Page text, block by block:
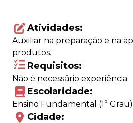
Atividades:
Auxiliar na preparação e na
produtos.
Requisitos:
Não é necessário experiência.
Escolaridade:
Ensino Fundamental (1°
Cidade: